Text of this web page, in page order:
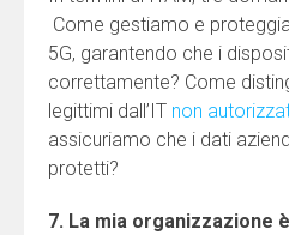
Come gestiamo e
5G, garantendo che i
correttamente? Come
legittimi dall’IT non
assicuriamo che i dati
protetti?
7. La mia organizzazione